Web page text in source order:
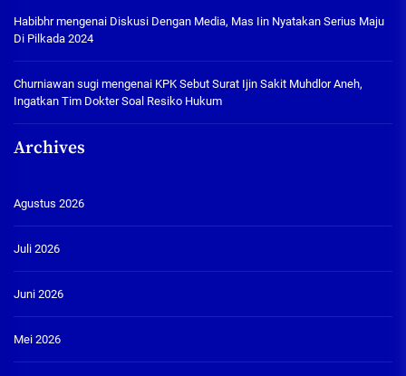
Habibhrmengenai Diskusi Dengan Media, Mas Iin Nyatakan Serius Maju
Di Pilkada 2024
Churniawan sugi mengenai KPK Sebut Surat Ijin Sakit Muhdlor Aneh,
Ingatkan Tim Dokter Soal Resiko Hukum
Archives
Agustus 2026
Juli 2026
Juni 2026
Mei 2026